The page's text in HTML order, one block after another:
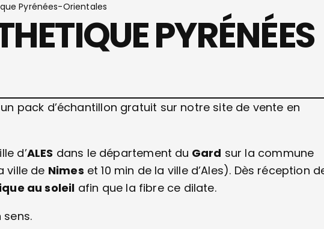
Pyrénées-Orientales
PYRÉNÉES
pack d’échantillon gratuit sur notre site de vente en
d’ALES dans le département du Gard sur la commune
ville de Nimes et 10 min de la ville d’Ales). Dès réception
au soleil afin que la fibre ce dilate.